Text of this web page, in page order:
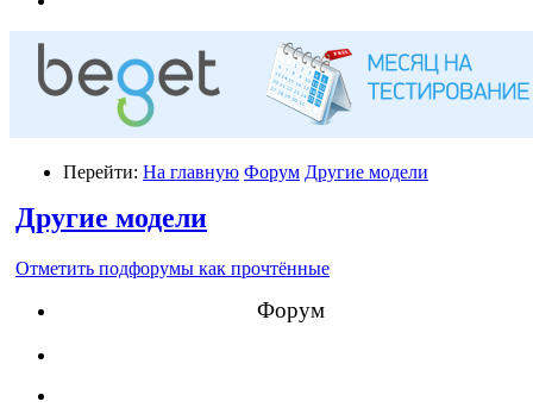
Перейти: На главную Форум Другие модели
Другие модели
Отметить подфорумы как прочтённые
Форум